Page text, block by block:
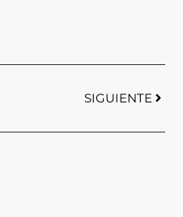
SIGUIENTE